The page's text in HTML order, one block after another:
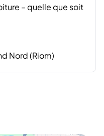
– quelle que soit
Nord (Riom)